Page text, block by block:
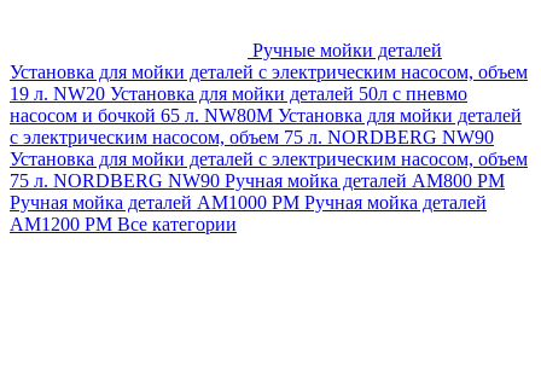
Ручные мойки деталей
Установка для мойки деталей с электрическим насосом, объем
19 л. NW20 Установка для мойки деталей 50л с пневмо
насосом и бочкой 65 л. NW80M Установка для мойки деталей
с электрическим насосом, объем 75 л. NORDBERG NW90
Установка для мойки деталей с электрическим насосом, объем
75 л. NORDBERG NW90 Ручная мойка деталей АМ800 РМ
Ручная мойка деталей АМ1000 РМ Ручная мойка деталей
АМ1200 РМ Все категории